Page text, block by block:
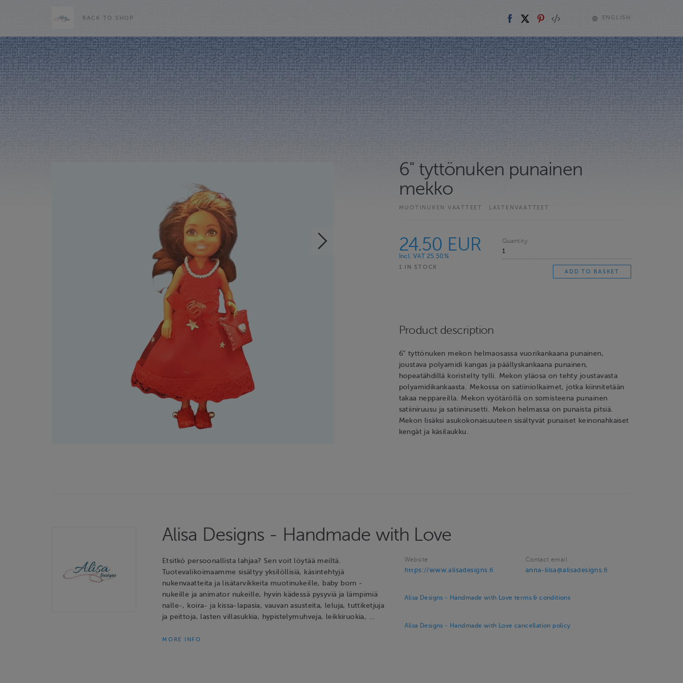
BACK TO SHOP ENGLISH
6" tyttönuken punainen
mekko
MUOTINUKEN VAATTEET LASTENVAATTEET
24.50 EUR
Incl. VAT 25.50%
1 IN STOCK
Quantity
Product description
6" tyttönuken mekon helmaosassa vuorikankaana punainen,
joustava polyamidi kangas ja päällyskankaana punainen,
hopeatähdillä koristelty tylli. Mekon yläosa on tehty joustavasta
polyamidikankaasta. Mekossa on satiiniolkaimet, jotka kiinnitetään
takaa neppareilla. Mekon vyötäröllä on somisteena punainen
satiiniruusu ja satiinirusetti. Mekon helmassa on punaista pitsiä.
Mekon lisäksi asukokonaisuuteen sisältyvät punaiset keinonahkaiset
kengät ja käsilaukku.
Alisa Designs - Handmade with Love
Etsitkö persoonallista lahjaa? Sen voit löytää meiltä.
Tuotevalikoimaamme sisältyy yksilöllisiä, käsintehtyjä
nukenvaatteita ja lisätarvikkeita muotinukeille, baby born -
nukeille ja animator nukeille, hyvin kädessä pysyviä ja lämpimiä
nalle-, koira- ja kissa-lapasia, vauvan asusteita, leluja, tuttiketjuja
ja peittoja, lasten villasukkia, hypistelymuhveja, leikkiruokia, …
MORE INFO
Website
https://www.alisadesigns.fi
Contact email
anna-liisa@alisadesigns.fi
Alisa Designs - Handmade with Love terms & conditions
Alisa Designs - Handmade with Love cancellation policy